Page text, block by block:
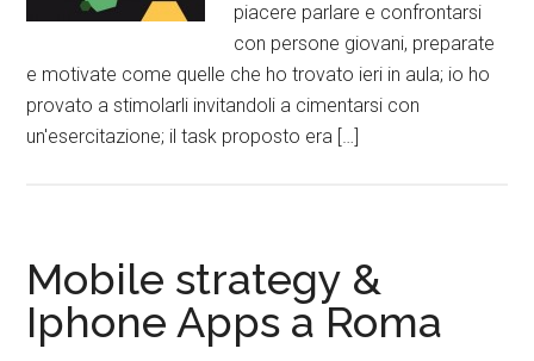
piacere parlare e confrontarsi
con persone giovani, preparate
e motivate come quelle che ho trovato ieri in aula; io ho
provato a stimolarli invitandoli a cimentarsi con
un'esercitazione; il task proposto era […]
Mobile strategy &
Iphone Apps a Roma